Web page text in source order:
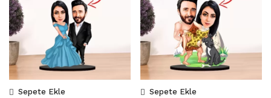
Sepete Ekle Sepete Ekle